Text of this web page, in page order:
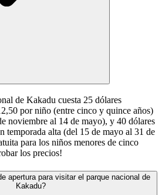
de Kakadu cuesta 25 dólares
por niño (entre cinco y quince años)
noviembre al 14 de mayo), y 40 dólares
temporada alta (del 15 de mayo al 31 de
para los niños menores de cinco
los precios!
apertura para visitar el parque nacional de
Kakadu?